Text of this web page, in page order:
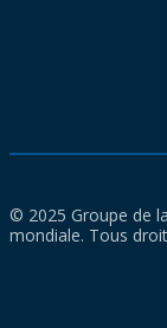
© 2025 Groupe de
mondiale. Tous